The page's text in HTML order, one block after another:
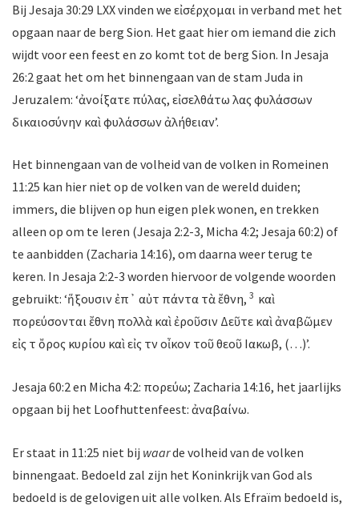
Bij Jesaja 30:29 LXX vinden we εἰσέρχομαι in verband met het
opgaan naar de berg Sion. Het gaat hier om iemand die zich
wijdt voor een feest en zo komt tot de berg Sion. In Jesaja
26:2 gaat het om het binnengaan van de stam Juda in
Jeruzalem: ‘ἀνοίξατε πύλας, εἰσελθάτω λαὸς φυλάσσων
δικαιοσύνην καὶ φυλάσσων ἀλήθειαν’.
Het binnengaan van de volheid van de volken in Romeinen
11:25 kan hier niet op de volken van de wereld duiden;
immers, die blijven op hun eigen plek wonen, en trekken
alleen op om te leren (Jesaja 2:2-3, Micha 4:2; Jesaja 60:2) of
te aanbidden (Zacharia 14:16), om daarna weer terug te
keren. In Jesaja 2:2-3 worden hiervoor de volgende woorden
gebruikt: ‘ἥξουσιν ἐπ᾽ αὐτὸ πάντα τὰ ἔθνη, 3 καὶ
πορεύσονται ἔθνη πολλὰ καὶ ἐροῦσιν Δεῦτε καὶ ἀναβῶμεν
εἰς τὸ ὄρος κυρίου καὶ εἰς τὸν οἶκον τοῦ θεοῦ Ιακωβ, (…)’.
Jesaja 60:2 en Micha 4:2: πορεύω; Zacharia 14:16, het jaarlijks
opgaan bij het Loofhuttenfeest: ἀναβαίνω.
Er staat in 11:25 niet bij waarde volheid van de volken
binnengaat. Bedoeld zal zijn het Koninkrijk van God als
bedoeld is de gelovigen uit alle volken. Als Efraïm bedoeld is,